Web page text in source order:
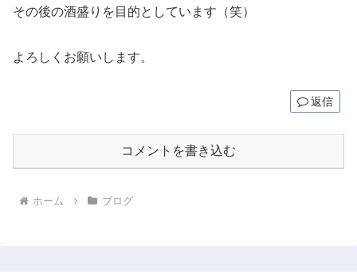
その後の酒盛りを目的としています（笑）
よろしくお願いします。
返信
コメントを書き込む
ホーム ブログ